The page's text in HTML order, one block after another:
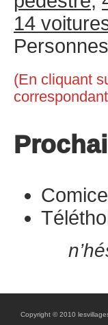
14
(En cliquant
Copyright © 2010